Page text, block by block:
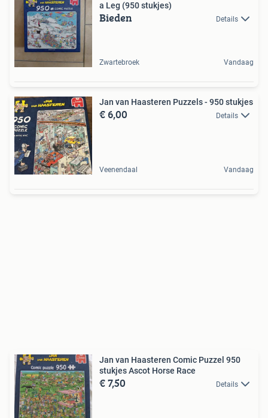
a Leg (950 stukjes)
Bieden Details
Zwartebroek Vandaag
Jan van Haasteren Puzzels - 950 stukjes
€ 6,00 Details
Veenendaal Vandaag
Jan van Haasteren Comic Puzzel 950
stukjes Ascot Horse Race
€ 7,50 Details